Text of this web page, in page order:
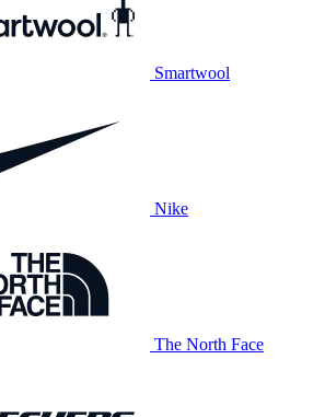
Smartwool
Nike
The North Face